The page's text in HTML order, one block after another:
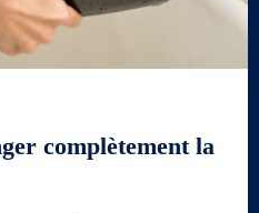
complètement la